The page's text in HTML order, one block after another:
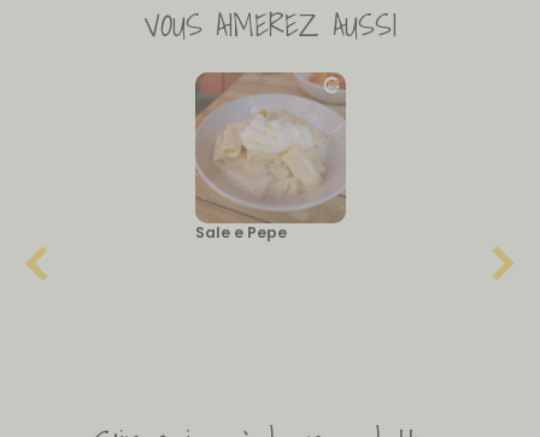
VOUS AIMEREZ AUSSI
Sale e Pepe